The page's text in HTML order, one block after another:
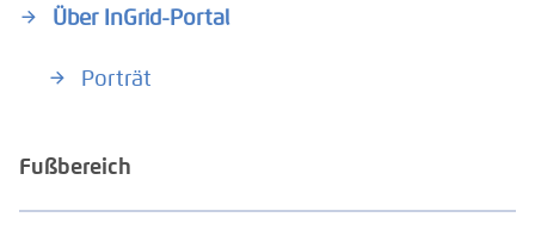
Über InGrid-Portal
Porträt
Fußbereich